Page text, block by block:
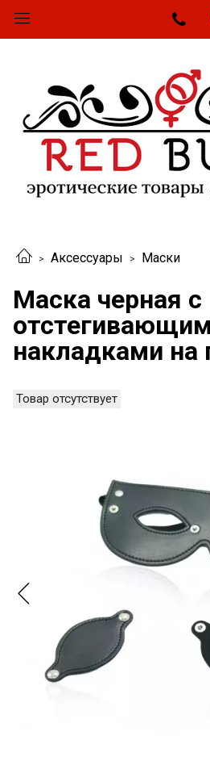
Аксессуары Маски
Маска черная с
накладками на
Товар отсутствует